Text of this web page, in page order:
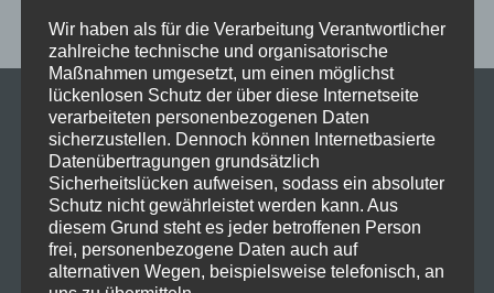
Wir haben als für die Verarbeitung Verantwortlicher
zahlreiche technische und organisatorische
Maßnahmen umgesetzt, um einen möglichst
lückenlosen Schutz der über diese Internetseite
verarbeiteten personenbezogenen Daten
sicherzustellen. Dennoch können Internetbasierte
Datenübertragungen grundsätzlich
Sicherheitslücken aufweisen, sodass ein absoluter
Schutz nicht gewährleistet werden kann. Aus
diesem Grund steht es jeder betroffenen Person
frei, personenbezogene Daten auch auf
alternativen Wegen, beispielsweise telefonisch, an